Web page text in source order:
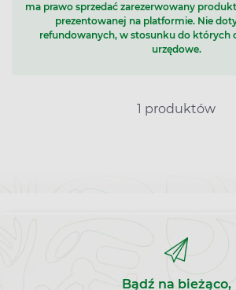
ma prawo sprzedać zarezerwowany
prezentowanej na platformie. Nie
refundowanych, w stosunku do których
urzędowe.
1 produktów
Bądź na bieżąco,